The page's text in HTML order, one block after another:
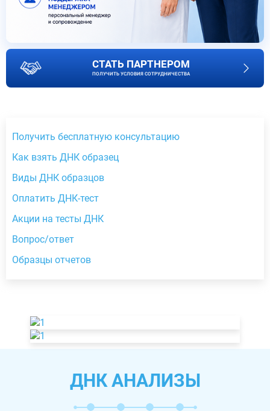
СТАТЬ ПАРТНЕРОМ
ПОЛУЧИТЬ УСЛОВИЯ СОТРУДНИЧЕСТВА
Получить бесплатную консультацию
Как взять ДНК образец
Виды ДНК образцов
Оплатить ДНК-тест
Акции на тесты ДНК
Вопрос/ответ
Образцы отчетов
ДНК АНАЛИЗЫ